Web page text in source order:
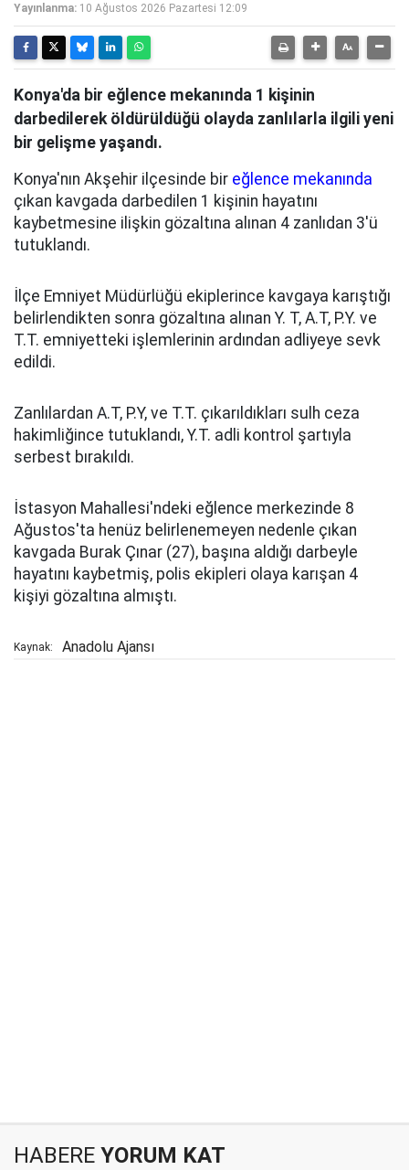
Yayınlanma: 10 Ağustos 2026 Pazartesi 12:09
Konya'da bir eğlence mekanında 1 kişinin
darbedilerek öldürüldüğü olayda zanlılarla ilgili yeni
bir gelişme yaşandı.
Konya'nın Akşehir ilçesinde bir eğlence mekanında
çıkan kavgada darbedilen 1 kişinin hayatını
kaybetmesine ilişkin gözaltına alınan 4 zanlıdan 3'ü
tutuklandı.
İlçe Emniyet Müdürlüğü ekiplerince kavgaya karıştığı
belirlendikten sonra gözaltına alınan Y. T, A.T, P.Y. ve
T.T. emniyetteki işlemlerinin ardından adliyeye sevk
edildi.
Zanlılardan A.T, P.Y, ve T.T. çıkarıldıkları sulh ceza
hakimliğince tutuklandı, Y.T. adli kontrol şartıyla
serbest bırakıldı.
İstasyon Mahallesi'ndeki eğlence merkezinde 8
Ağustos'ta henüz belirlenemeyen nedenle çıkan
kavgada Burak Çınar (27), başına aldığı darbeyle
hayatını kaybetmiş, polis ekipleri olaya karışan 4
kişiyi gözaltına almıştı.
Kaynak: Anadolu Ajansı
HABERE YORUM KAT